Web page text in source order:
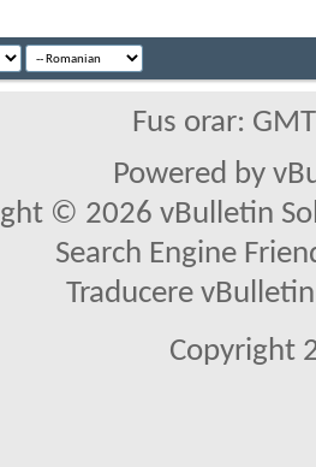
Fus orar:
Powered by
© 2026 vBulletin
Search Engine
Traducere
Copyright